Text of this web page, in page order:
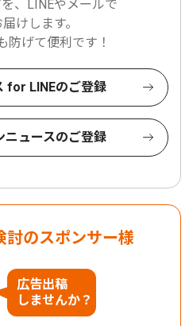
、LINEやメールで
けします。
防げて便利です！
for LINEのご登録
ニュースのご登録
討のスポンサー様
広告出稿
しませんか？